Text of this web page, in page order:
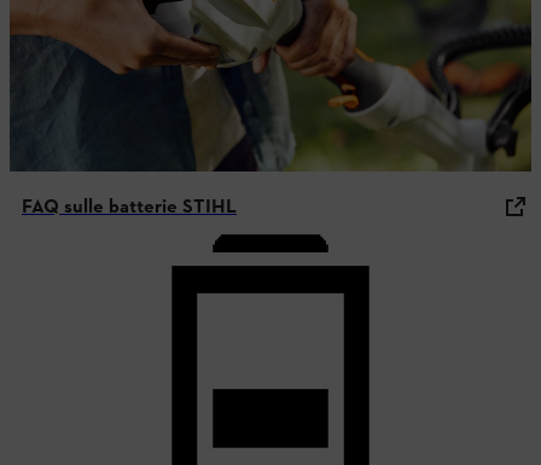
FAQ sulle batterie STIHL